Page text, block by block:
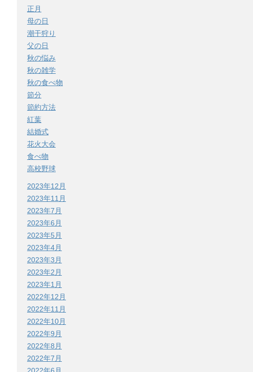
正月
母の日
潮干狩り
父の日
秋の悩み
秋の雑学
秋の食べ物
節分
節約方法
紅葉
結婚式
花火大会
食べ物
高校野球
2023年12月
2023年11月
2023年7月
2023年6月
2023年5月
2023年4月
2023年3月
2023年2月
2023年1月
2022年12月
2022年11月
2022年10月
2022年9月
2022年8月
2022年7月